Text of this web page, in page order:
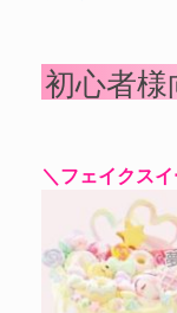
初心者
＼フェイクス